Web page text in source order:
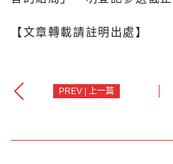
【文章轉載請註明出處】
PREV | 上一篇